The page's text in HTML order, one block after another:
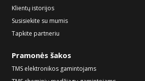
Klientų istorijos
Susisiekite su mumis
Tapkite partneriu
Pramonės šakos
TMS elektronikos gamintojams